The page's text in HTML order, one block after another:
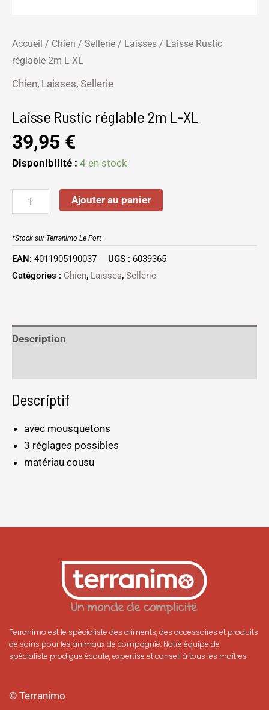
Accueil / Chien / Sellerie / Laisses / Laisse Rustic
réglable 2m L-XL
Chien, Laisses, Sellerie
Laisse Rustic réglable 2m L-XL
39,95 €
Disponibilité : 4 en stock
Ajouter au panier
*Stock sur Terranimo Le Port
EAN: 4011905190037 UGS : 6039365
Catégories : Chien, Laisses, Sellerie
Description
Descriptif
avec mousquetons
3 réglages possibles
matériau cousu
Terranimo est le spécialiste des aliments, des accessoires et produits
de soins pour les animaux de compagnie. Notre équipe de
spécialiste prodigue écoute, expertise et conseil à tous les maîtres
© Terranimo